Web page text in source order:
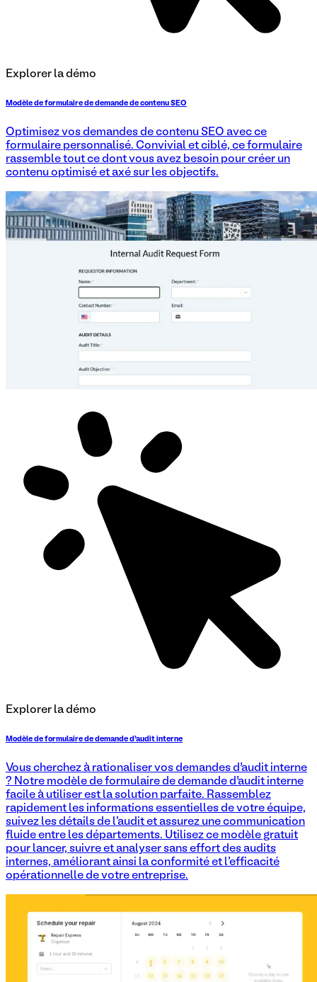
Explorer la démo
Modèle de formulaire de demande de contenu SEO
Optimisez vos demandes de contenu SEO avec ce
formulaire personnalisé. Convivial et ciblé, ce formulaire
rassemble tout ce dont vous avez besoin pour créer un
contenu optimisé et axé sur les objectifs.
Explorer la démo
Modèle de formulaire de demande d'audit interne
Vous cherchez à rationaliser vos demandes d’audit interne
? Notre modèle de formulaire de demande d’audit interne
facile à utiliser est la solution parfaite. Rassemblez
rapidement les informations essentielles de votre équipe,
suivez les détails de l'audit et assurez une communication
fluide entre les départements. Utilisez ce modèle gratuit
pour lancer, suivre et analyser sans effort des audits
internes, améliorant ainsi la conformité et l'efficacité
opérationnelle de votre entreprise.